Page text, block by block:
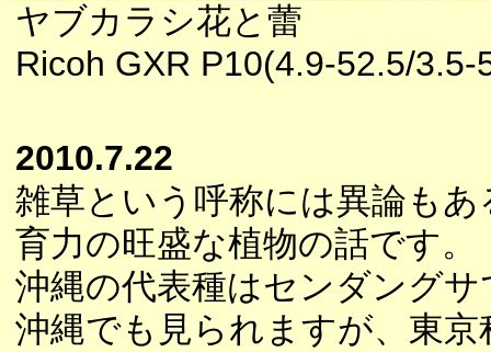
ヤブカラシ花と蕾
Ricoh GXR P10(4.9-52.5/3.5-
2010.7.22
雑草という呼称には異論も
育力の旺盛な植物の話です。
沖縄の代表種はセンダング
沖縄でも見られますが、東